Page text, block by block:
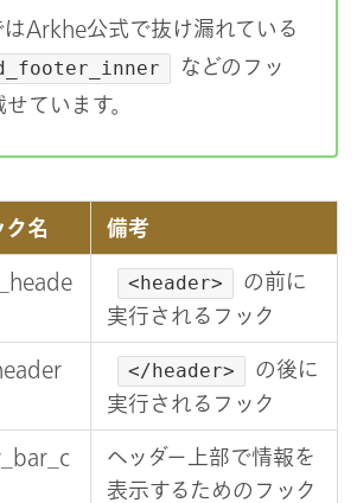
はArkhe公式で抜け漏れている
などのフッ
ています。
ク名 備考
<header>
の前に
実行されるフック
</header>
の後に
実行されるフック
ヘッダー上部で情報を
表示するためのフック